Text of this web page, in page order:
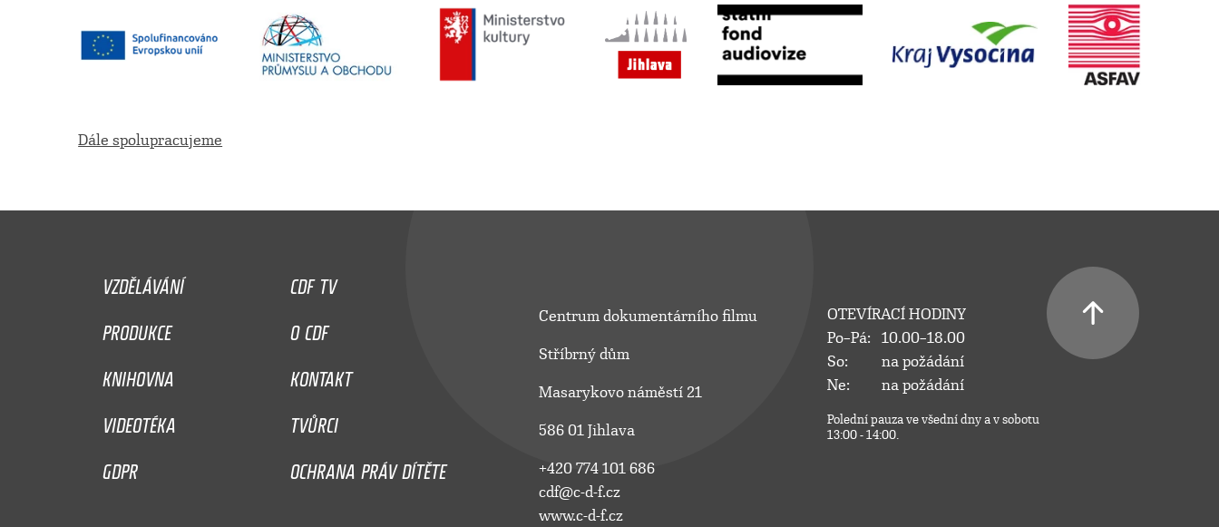
Dále spolupracujeme
VZDĚLÁVÁNÍ
CDF TV
PRODUKCE
O CDF
KNIHOVNA
KONTAKT
VIDEOTÉKA
TVŮRCI
GDPR
OCHRANA PRÁV DÍTĚTE
Centrum dokumentárního filmu
Stříbrný dům
Masarykovo náměstí 21
586 01 Jihlava
+420 774 101 686
cdf@c-d-f.cz
www.c-d-f.cz
OTEVÍRACÍ HODINY
Po–Pá:
10.00–18.00
So:
na požádání
Ne:
na požádání
Polední pauza ve všední dny a v sobotu
13:00 - 14:00.